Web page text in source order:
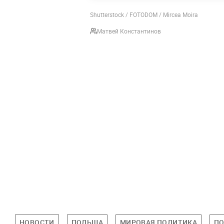
Shutterstock / FOTODOM / Mircea Moira
Матвей Константинов